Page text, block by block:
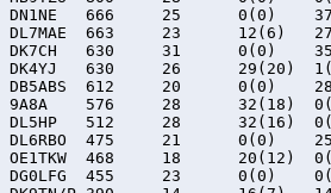
DN1NE	666	25	0(0)	37(18)	0(0)	0(0)
DL7MAE	663	23	12(6)	27(11)	0(0)	0(0)
DK7CH	630	31	0(0)	35(18)	0(0)	0(0)
DK4YJ	630	26	29(20)	1(1)	0(0)	0(0)
DB5ABS	612	20	0(0)	28(14)	0(0)	8(3)
9A8A	576	28	32(18)	0(0)	0(0)	0(0)
DL5HP	512	28	32(16)	0(0)	0(0)	0(0)
DL6RBO	475	21	0(0)	25(19)	0(0)	0(0)
OE1TKW	468	18	20(12)	0(0)	6(6)	0(0)
DG0LFG	455	23	0(0)	0(0)	0(0)	35(13)